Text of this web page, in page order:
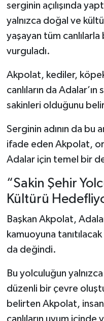
serginin açılışında
yalnızca doğal ve
yaşayan tüm canlılarla
vurguladı.
Akpolat, kediler,
canlıların da
sakinleri olduğunu
Serginin adının da bu
ifade eden Akpolat,
Adalar için temel bir
“Sakin Şehir
Kültürü
Başkan Akpolat,
kamuoyuna
da değindi.
Bu yolculuğun
düzenli bir çevre
belirten Akpolat,
canlıların uyum